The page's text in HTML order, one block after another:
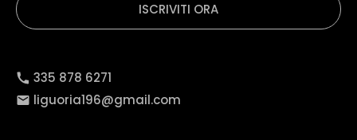
ISCRIVITI ORA
335 878 6271
liguoria196@gmail.com